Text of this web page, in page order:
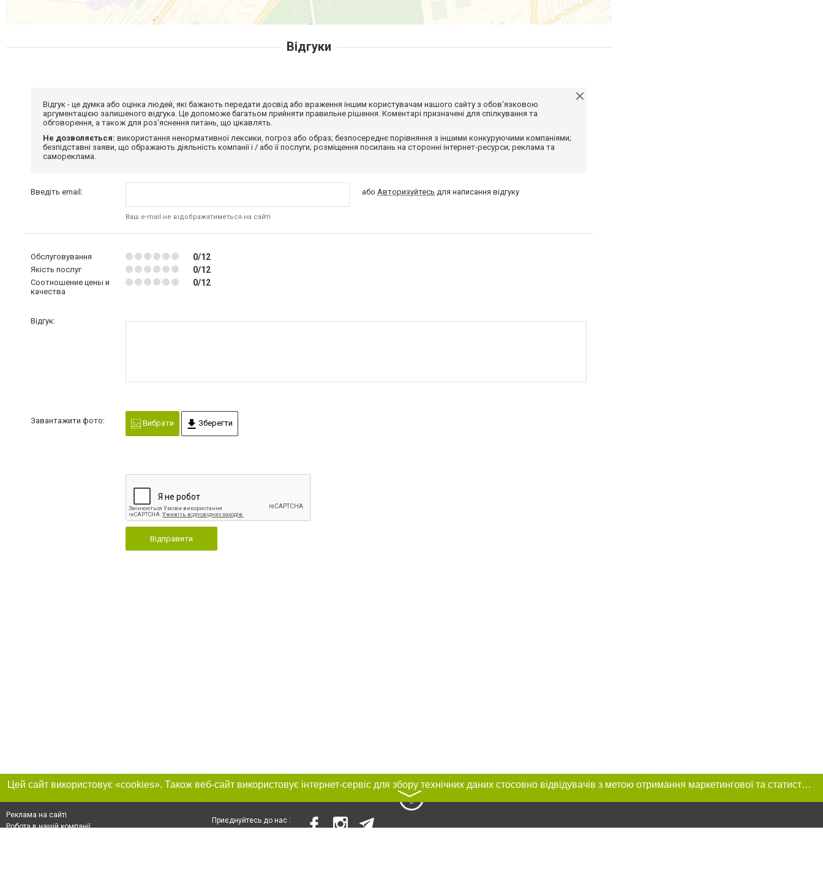
Відгуки
Відгук - це думка або оцінка людей, які бажають передати досвід або враження іншим користувачам нашого сайту з обов'язковою
аргументацією залишеного відгука. Це допоможе багатьом прийняти правильне рішення. Коментарі призначені для спілкування та
обговорення, а також для роз'яснення питань, що цікавлять.
Не дозволяється: використання ненормативної лексики, погроз або образ; безпосереднє порівняння з іншими конкуруючими компаніями;
безпідставні заяви, що ображають діяльність компанії і / або її послуги; розміщення посилань на сторонні інтернет-ресурси; реклама та
самореклама.
Введіть email:
Ваш e-mail не відображатиметься на сайті
абоАвторизуйтесь для написання відгуку
Обслуговування 0/12
Якість послуг 0/12
Соотношение цены и
качества
0/12
Відгук:
Завантажити фото: Вибрати Зберегти
Відправити
Цей сайт використовує «cookies». Також веб-сайт використовує інтернет-сервіс для збору технічних даних стосовно відвідувачів з метою отримання маркетингової та статистичної інформації. Умови обробки даних відвідувачів сайту див.
〉
Реклама на сайті
Робота в нашій компанії
Приєднуйтесь до нас :